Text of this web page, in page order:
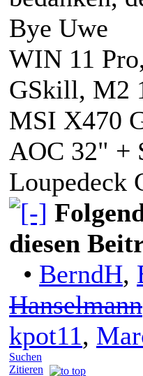
Bye Uwe
WIN 11
GSkill, M2
MSI X470
AOC 32" +
Loupedeck
diesen
• BerndH,
Hanselmann
kpot11,
Suchen
Zitieren